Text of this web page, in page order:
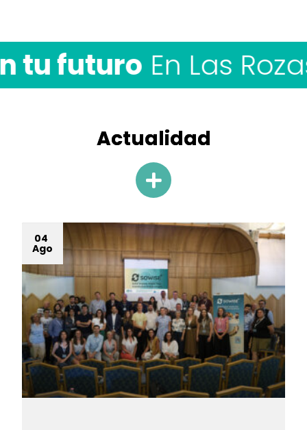
En Las Rozas
Actualidad
04
Ago